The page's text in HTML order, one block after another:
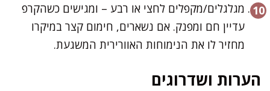
מגלגלים/מקפלים לחצי או רבע – ומגישים כשהקרפ
עדיין חם ומפנק. אם נשארים, חימום קצר במיקרו
מחזיר לו את הנימוחות האוורירית המשגעת.
הערות ושדרוגים